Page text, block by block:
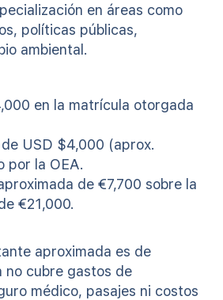
en áreas como
políticas públicas,
ambiental.
en la matrícula otorgada
USD $4,000 (aprox.
por la OEA.
de €7,700 sobre la
€21,000.
aproximada es de
no cubre gastos de
médico, pasajes ni costos